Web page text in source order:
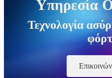
Υπηρεσία
Τεχνολογία